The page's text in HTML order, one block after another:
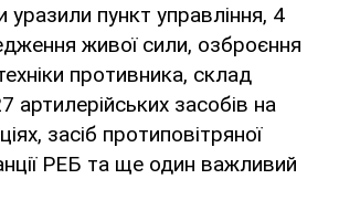
пункт управління, 4
живої сили, озброєння
противника, склад
артилерійських засобів на
засіб протиповітряної
РЕБ та ще один важливий